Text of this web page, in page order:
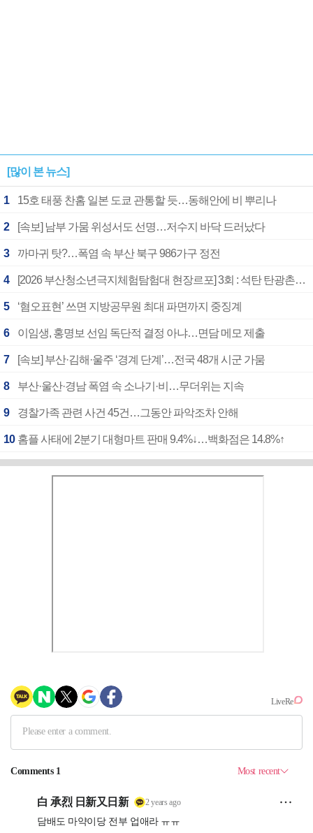
[많이 본 뉴스]
1 15호 태풍 찬홈 일본 도쿄 관통할 듯…동해안에 비 뿌리나
2 [속보] 남부 가뭄 위성서도 선명…저수지 바닥 드러났다
3 까마귀 탓?…폭염 속 부산 북구 986가구 정전
4 [2026 부산청소년극지체험탐험대 현장르포] 3회 : 석탄 탄광촌에서 북극 연구의 중심지로
5 ‘혐오표현’ 쓰면 지방공무원 최대 파면까지 중징계
6 이임생, 홍명보 선임 독단적 결정 아냐…면담 메모 제출
7 [속보] 부산·김해·울주 ‘경계 단계’…전국 48개 시군 가뭄
8 부산·울산·경남 폭염 속 소나기·비…무더위는 지속
9 경찰가족 관련 사건 45건…그동안 파악조차 안해
10 홈플 사태에 2분기 대형마트 판매 9.4%↓…백화점은 14.8%↑